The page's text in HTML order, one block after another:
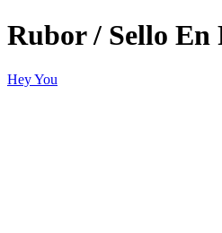
Rubor / Sello En
Hey You